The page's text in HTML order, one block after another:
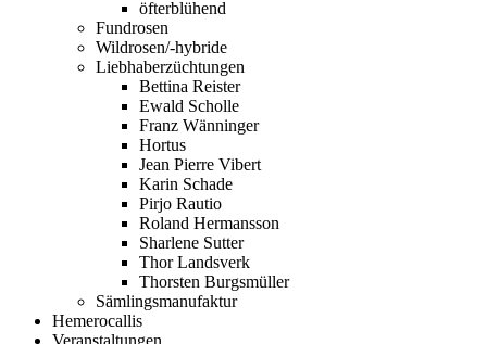
öfterblühend
Fundrosen
Wildrosen/-hybride
Liebhaberzüchtungen
Bettina Reister
Ewald Scholle
Franz Wänninger
Hortus
Jean Pierre Vibert
Karin Schade
Pirjo Rautio
Roland Hermansson
Sharlene Sutter
Thor Landsverk
Thorsten Burgsmüller
Sämlingsmanufaktur
Hemerocallis
Veranstaltungen